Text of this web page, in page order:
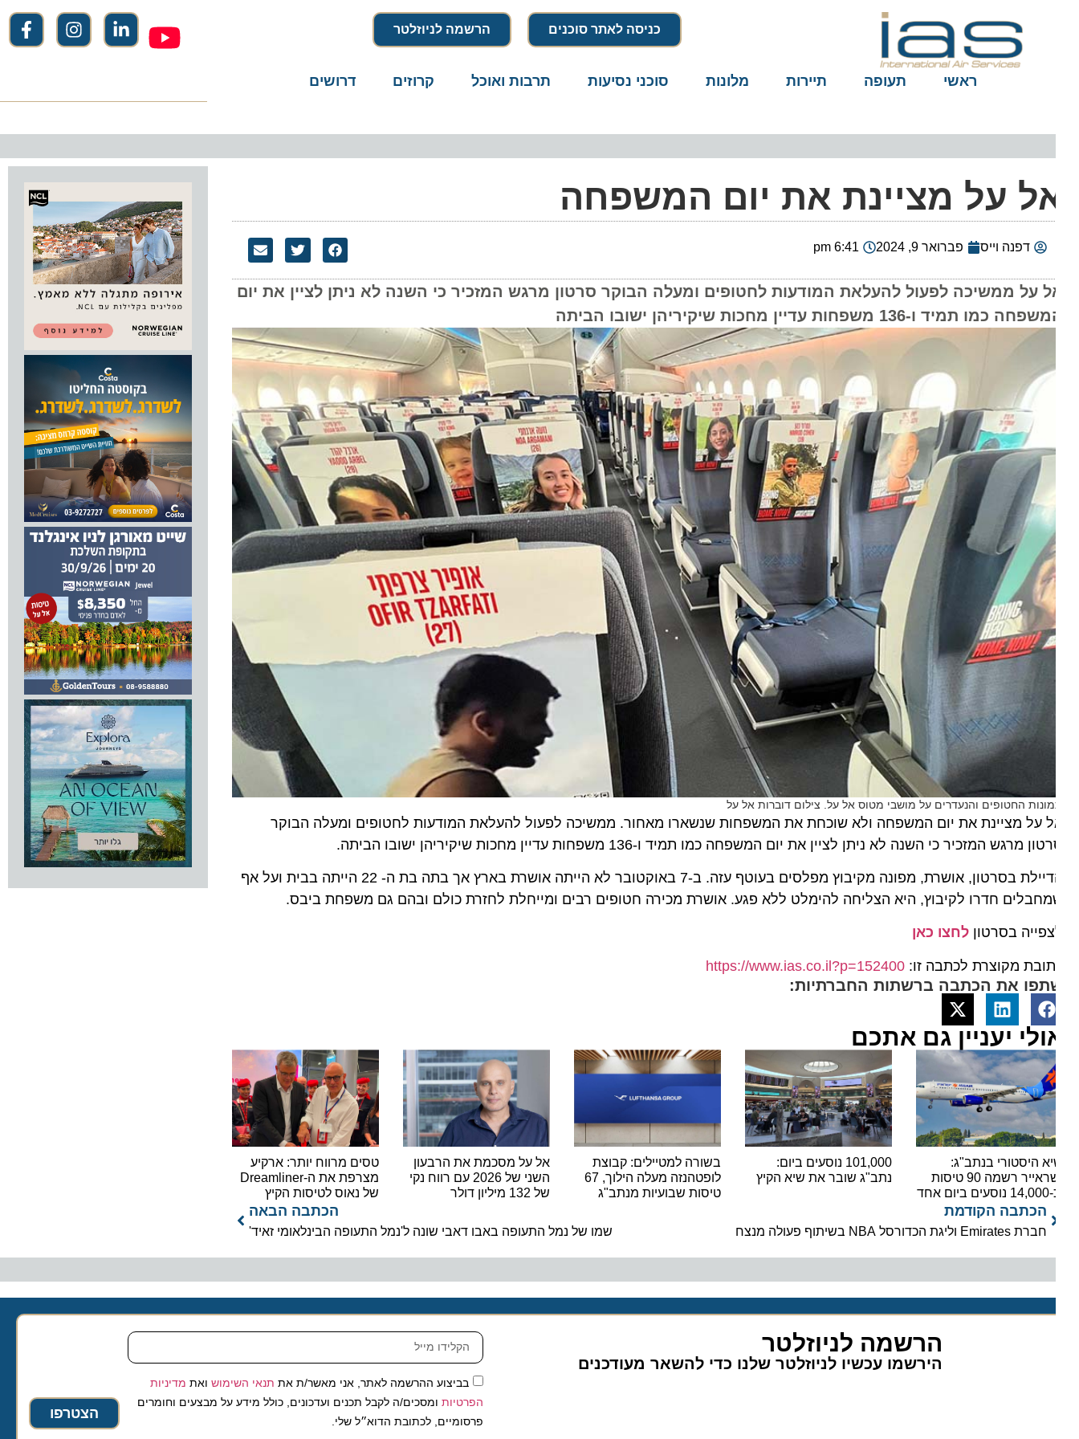
כניסה לאתר סוכנים הרשמה לניוזלטר
ראשי תעופה תיירות מלונות סוכני נסיעות תרבות ואוכל קרוזים דרושים
על מציינת את יום המשפחה
דפנה וייס פברואר 9, 2024 6:41 pm
על ממשיכה לפעול להעלאת המודעות לחטופים ומעלה הבוקר סרטון מרגש המזכיר כי השנה לא ניתן לציין את יום
כמו תמיד ו-136 משפחות עדיין מחכות שיקיריהן ישובו הביתה
החטופים והנעדרים על מושבי מטוס אל על. צילום דוברות אל על
על מציינת את יום המשפחה ולא שוכחת את המשפחות שנשארו מאחור. ממשיכה לפעול להעלאת המודעות לחטופים ומעלה הבוקר
מרגש המזכיר כי השנה לא ניתן לציין את יום המשפחה כמו תמיד ו-136 משפחות עדיין מחכות שיקיריהן ישובו הביתה.
הדיילת בסרטון, אושרת, מפונה מקיבוץ מפלסים בעוטף עזה. ב-7 באוקטובר לא הייתה אושרת בארץ אך בתה בת ה- 22 הייתה בבית ועל אף
חדרו לקיבוץ, היא הצליחה להימלט ללא פגע. אושרת מכירה חטופים רבים ומייחלת לחזרת כולם ובהם גם משפחת ביבס.
בסרטוןלחצו כאן
מקוצרת לכתבה זו:https://www.ias.co.il?p=152400
את הכתבה ברשתות החברתיות:
יעניין גם אתכם
היסטורי בנתב"ג:
ישראייר רשמה 90 טיסות
101,000 נוסעים ביום:
נתב"ג שובר את שיא הקיץ
בשורה למטיילים: קבוצת
לופטהנזה מעלה הילוך, 67
טיסות שבועיות מנתב"ג
אל על מסכמת את הרבעון
השני של 2026 עם רווח נקי
טסים מרווח יותר: ארקיע
מצרפת את ה-Dreamliner
של נאוס לטיסות הקיץ
הכתבה הקודמת
חברת Emirates וליגת הכדורסל NBA בשיתוף פעולה מנצח
הכתבה הבאה
שמו של נמל התעופה באבו דאבי שונה ל'נמל התעופה הבינלאומי זאיד'
הרשמה לניוזלטר
הירשמו עכשיו לניוזלטר שלנו כדי להשאר מעודכנים
בביצוע ההרשמה לאתר, אני מאשר/ת אתתנאי השימושואת מדיניות
הפרטיותומסכים/ה לקבל תכנים ועדכונים, כולל מידע על מבצעים וחומרים
פרסומיים, לכתובת הדוא״ל שלי.
הצטרפו